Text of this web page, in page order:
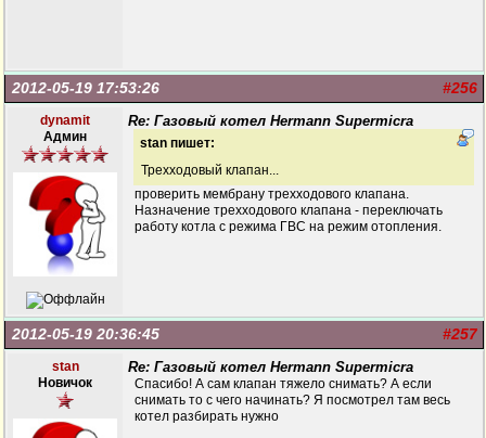
#256
2012-05-19 17:53:26
dynamit
Админ
Re: Газовый котел Hermann Supermicra
stan пишет:
Трехходовый клапан...
проверить мембрану трехходового клапана.
Назначение трехходового клапана - переключать
работу котла с режима ГВС на режим отопления.
#257
2012-05-19 20:36:45
stan
Новичок
Re: Газовый котел Hermann Supermicra
Спасибо! А сам клапан тяжело снимать? А если
снимать то с чего начинать? Я посмотрел там весь
котел разбирать нужно